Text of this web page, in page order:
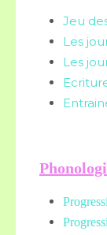
Jeu
Les
Les